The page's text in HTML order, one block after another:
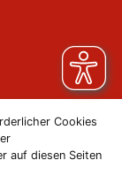
Cookies
auf diesen Seiten